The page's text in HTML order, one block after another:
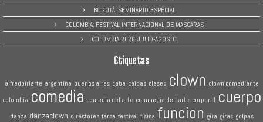
BOGOTÁ: SEMINARIO ESPECIAL
COLOMBIA: FESTIVAL INTERNACIONAL DE MASCARAS
COLOMBIA 2026 JULIO-AGOSTO
Etiquetas
alfredoiriarte argentina buenos aires caba caidas clases clown clown comediante
colombia comedia comedia del arte commedia dell arte corporal cuerpo
danza danzaclown directores farsa festival fisica funcion gira giras golpes